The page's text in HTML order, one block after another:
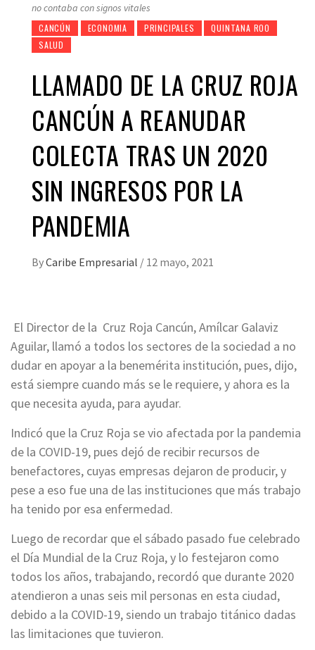
no contaba con signos vitales
CANCÚN ECONOMIA PRINCIPALES
QUINTANA ROO
SALUD
LLAMADO DE LA CRUZ ROJA
CANCÚN A REANUDAR
COLECTA TRAS UN 2020
SIN INGRESOS POR LA
PANDEMIA
ByCaribe Empresarial / 12 mayo, 2021
El Director de la Cruz Roja Cancún, Amílcar Galaviz
Aguilar, llamó a todos los sectores de la sociedad a no
dudar en apoyar a la benemérita institución, pues, dijo,
está siempre cuando más se le requiere, y ahora es la
que necesita ayuda, para ayudar.
Indicó que la Cruz Roja se vio afectada por la pandemia
de la COVID-19, pues dejó de recibir recursos de
benefactores, cuyas empresas dejaron de producir, y
pese a eso fue una de las instituciones que más trabajo
ha tenido por esa enfermedad.
Luego de recordar que el sábado pasado fue celebrado
el Día Mundial de la Cruz Roja, y lo festejaron como
todos los años, trabajando, recordó que durante 2020
atendieron a unas seis mil personas en esta ciudad,
debido a la COVID-19, siendo un trabajo titánico dadas
las limitaciones que tuvieron.